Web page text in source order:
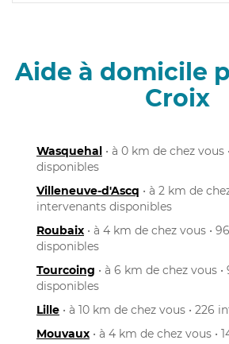
Aide à domicile
Croix
Wasquehal • à 0 km de chez vous
disponibles
Villeneuve-d'Ascq • à 2 km de
intervenants disponibles
Roubaix • à 4 km de chez vous •
disponibles
Tourcoing • à 6 km de chez vous
disponibles
Lille • à 10 km de chez vous • 226
Mouvaux • à 4 km de chez vous •